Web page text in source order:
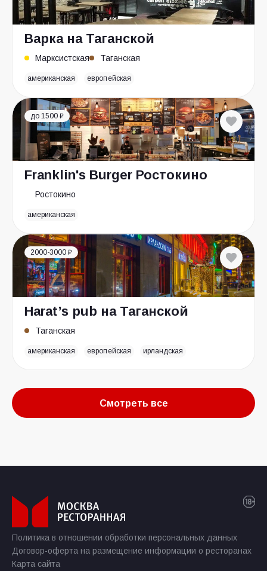
Варка на Таганской
Марксистская Таганская
американская европейская
до 1500 ₽
Franklin's Burger Ростокино
Ростокино
американская
2000-3000 ₽
Harat’s pub на Таганской
Таганская
американская европейская ирландская
Смотреть все
Политика в отношении обработки персональных данных
Договор-оферта на размещение информации о ресторанах
Карта сайта